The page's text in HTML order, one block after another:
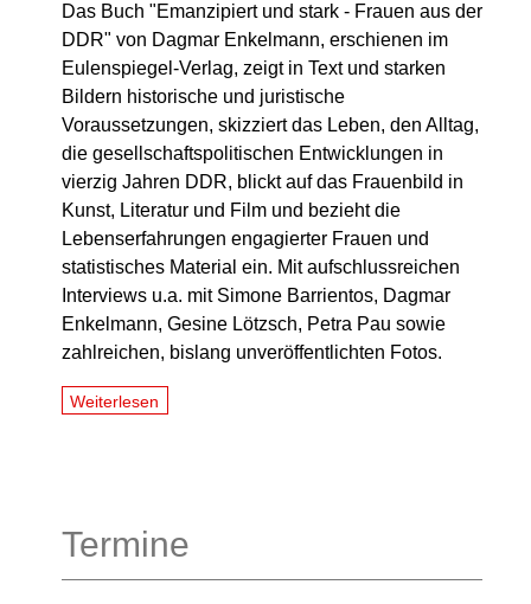
Das Buch "Emanzipiert und stark - Frauen aus der
DDR" von Dagmar Enkelmann, erschienen im
Eulenspiegel-Verlag, zeigt in Text und starken
Bildern historische und juristische
Voraussetzungen, skizziert das Leben, den Alltag,
die gesellschaftspolitischen Entwicklungen in
vierzig Jahren DDR, blickt auf das Frauenbild in
Kunst, Literatur und Film und bezieht die
Lebenserfahrungen engagierter Frauen und
statistisches Material ein. Mit aufschlussreichen
Interviews u.a. mit Simone Barrientos, Dagmar
Enkelmann, Gesine Lötzsch, Petra Pau sowie
zahlreichen, bislang unveröffentlichten Fotos.
Weiterlesen
Termine